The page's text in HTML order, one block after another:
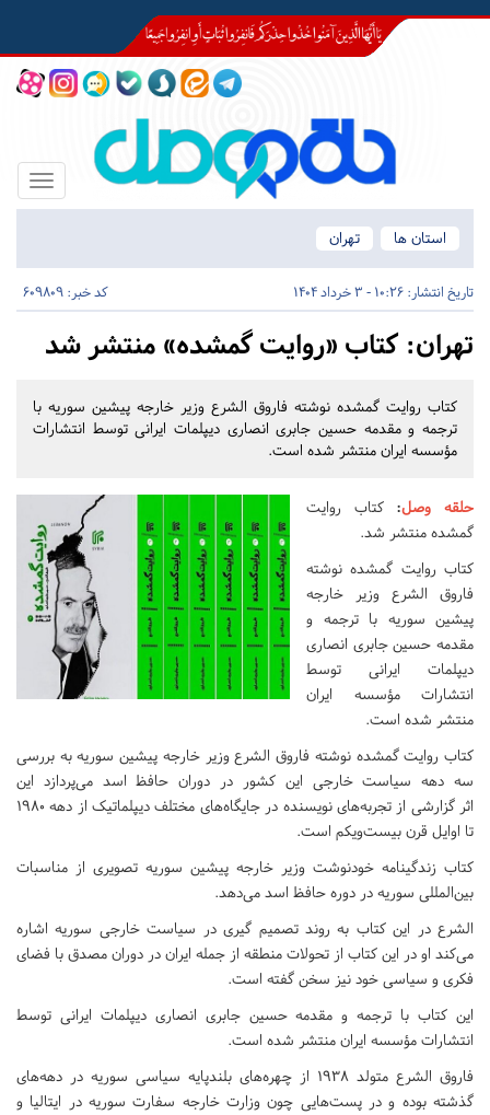
Toggle
استان ها
تهران
تاریخ انتشار: 10:26 - 3 خرداد 1404 کد خبر: 609809
تهران: کتاب «روایت گمشده» منتشر شد
کتاب روایت گمشده نوشته فاروق الشرع وزیر خارجه پیشین سوریه با
ترجمه و مقدمه حسین جابری انصاری دیپلمات ایرانی توسط انتشارات
مؤسسه ایران منتشر شده است.
حلقه وصل:کتاب روایت
گمشده منتشر شد.
کتاب روایت گمشده نوشته
فاروق الشرع وزیر خارجه
پیشین سوریه با ترجمه و
مقدمه حسین جابری انصاری
دیپلمات ایرانی توسط
انتشارات مؤسسه ایران
منتشر شده است.
کتاب روایت گمشده نوشته فاروق الشرع وزیر خارجه پیشین سوریه به بررسی
سه دهه سیاست خارجی این کشور در دوران حافظ اسد می‌پردازد این
اثر گزارشی از تجربه‌های نویسنده در جایگاه‌های مختلف دیپلماتیک از دهه ۱۹۸۰
تا اوایل قرن بیست‌ویکم است.
کتاب زندگینامه خودنوشت وزیر خارجه پیشین سوریه تصویری از مناسبات
بین‌المللی سوریه در دوره حافظ اسد می‌دهد.
الشرع در این کتاب به روند تصمیم گیری در سیاست خارجی سوریه اشاره
می‌کند او در این کتاب از تحولات منطقه از جمله ایران در دوران مصدق با فضای
فکری و سیاسی خود نیز سخن گفته است.
این کتاب با ترجمه و مقدمه حسین جابری انصاری دیپلمات ایرانی توسط
انتشارات مؤسسه ایران منتشر شده است.
فاروق الشرع متولد ۱۹۳۸ از چهره‌های بلندپایه سیاسی سوریه در دهه‌های
گذشته بوده و در پست‌هایی چون وزارت خارجه سفارت سوریه در ایتالیا و